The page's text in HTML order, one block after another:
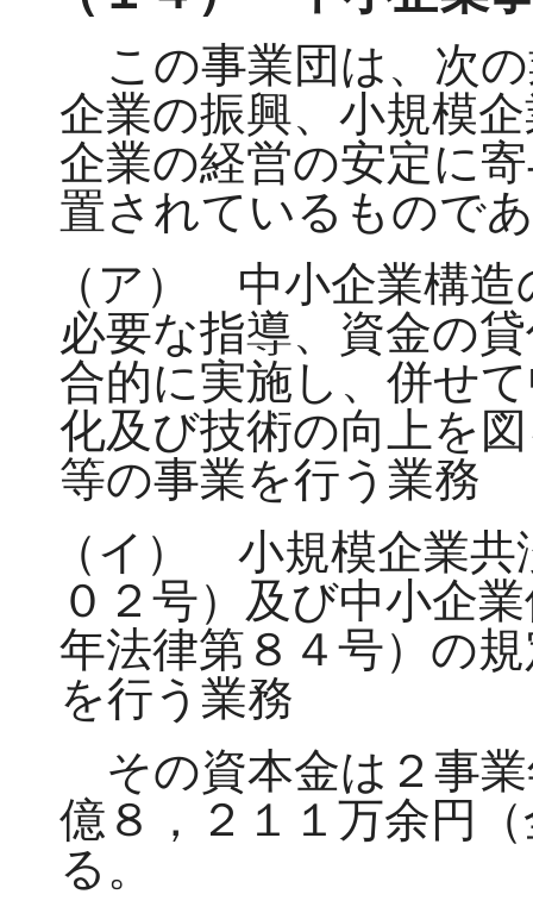
この事業団は、次
企業の振興、小規模
企業の経営の安定に
置されているもので
（ア） 中小企業構
必要な指導、資金の
合的に実施し、併せ
化及び技術の向上を
等の事業を行う業務
（イ） 小規模企業共
０２号）及び中小企
年法律第８４号）の
を行う業務
その資本金は２事
億８，２１１万余円
る。